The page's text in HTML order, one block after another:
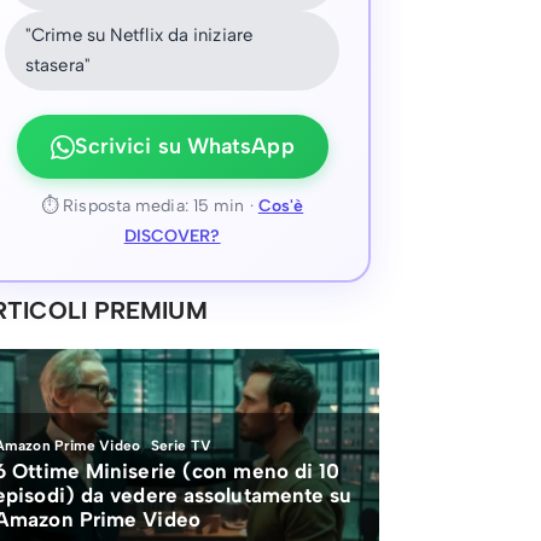
"Crime su Netflix da iniziare
stasera"
Scrivici su WhatsApp
⏱ Risposta media: 15 min · Cos'è
DISCOVER?
PREMIUM